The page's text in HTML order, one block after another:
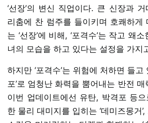
‘선장’의 변신 직업이다. 큰 신장과
리춤에 찬 럼주를 들이키며 호쾌하게
는 ‘선장’에 비해, ‘포격수’는 작고 왜
녀의 모습을 하고 있다는 설정을 가지
하지만 ‘포격수’는 위험에 처하면 들고
포’로 엄청난 화력을 뿜어내는 반전
이번 업데이트에선 유탄, 박격포 등
한 물리 대미지를 입히는 ‘데미즈몽거